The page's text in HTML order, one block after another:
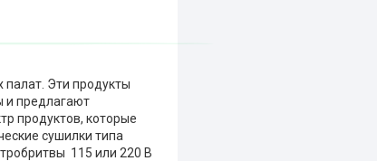
Эти продукты
и предлагают
продуктов, которые
сушилки типа
115 или 220 В